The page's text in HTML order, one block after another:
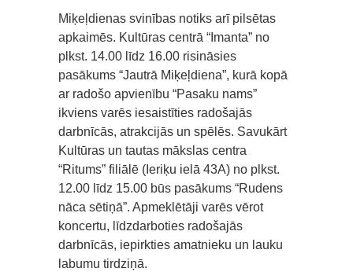
Miķeļdienas svinības notiks arī pilsētas
apkaimēs. Kultūras centrā “Imanta” no
plkst. 14.00 līdz 16.00 risināsies
pasākums “Jautrā Miķeļdiena”, kurā kopā
ar radošo apvienību “Pasaku nams”
ikviens varēs iesaistīties radošajās
darbnīcās, atrakcijās un spēlēs. Savukārt
Kultūras un tautas mākslas centra
“Ritums” filiālē (Ieriķu ielā 43A) no plkst.
12.00 līdz 15.00 būs pasākums “Rudens
nāca sētiņā”. Apmeklētāji varēs vērot
koncertu, līdzdarboties radošajās
darbnīcās, iepirkties amatnieku un lauku
labumu tirdziņā.